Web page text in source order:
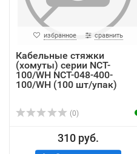
избранное сравнить
Кабельные стяжки
(хомуты) серии NCT-
100/WH NCT-048-400-
100/WH (100 шт/упак)
(0)
310 руб.